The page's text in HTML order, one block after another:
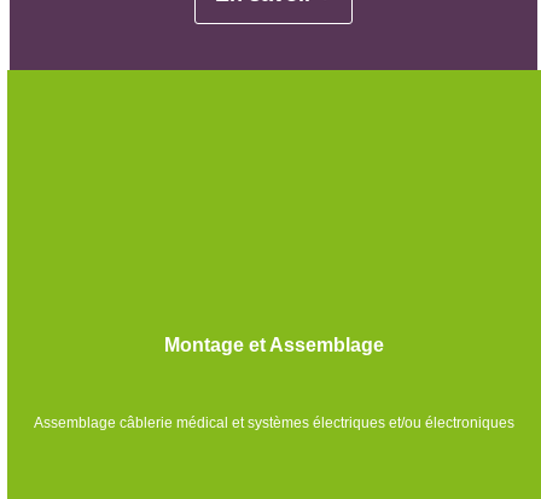
Montage et Assemblage
Assemblage câblerie médical et systèmes électriques et/ou électroniques